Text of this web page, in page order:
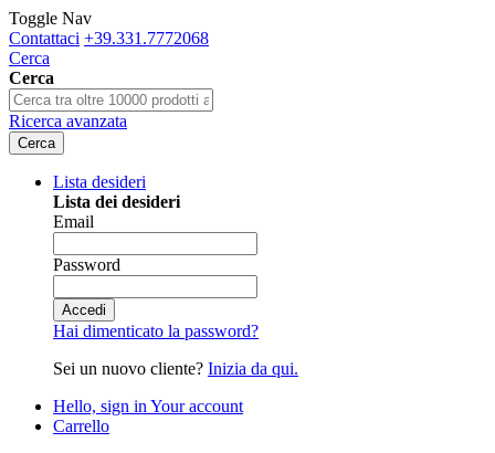
Toggle Nav
Contattaci +39.331.7772068
Cerca
Cerca
Ricerca avanzata
Cerca
Lista desideri
Lista dei desideri
Email
Password
Accedi
Hai dimenticato la password?
Sei un nuovo cliente? Inizia da qui.
Hello, sign in Your account
Carrello